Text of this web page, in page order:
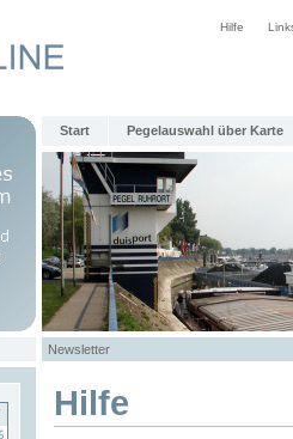
Hilfe
Start Pegelauswahl über Karte
Newsletter
Hilfe